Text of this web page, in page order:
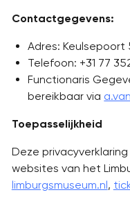
Contactgegevens:
Adres: Keulsepoort
Telefoon: +31 77
Functionaris
bereikbaar via
Toepasselijkheid
Deze
websites van het
limburgsmuseum.nl,